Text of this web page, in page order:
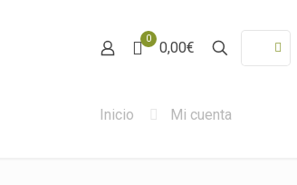
0
0,00€
Inicio Mi cuenta